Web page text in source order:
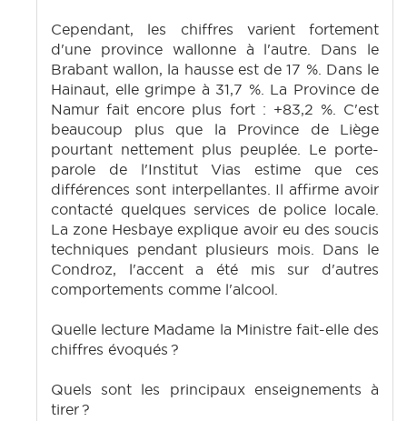
Cependant, les chiffres varient fortement
d'une province wallonne à l'autre. Dans le
Brabant wallon, la hausse est de 17 %. Dans le
Hainaut, elle grimpe à 31,7 %. La Province de
Namur fait encore plus fort : +83,2 %. C'est
beaucoup plus que la Province de Liège
pourtant nettement plus peuplée. Le porte-
parole de l'Institut Vias estime que ces
différences sont interpellantes. Il affirme avoir
contacté quelques services de police locale.
La zone Hesbaye explique avoir eu des soucis
techniques pendant plusieurs mois. Dans le
Condroz, l'accent a été mis sur d'autres
comportements comme l'alcool.
Quelle lecture Madame la Ministre fait-elle des
chiffres évoqués ?
Quels sont les principaux enseignements à
tirer ?